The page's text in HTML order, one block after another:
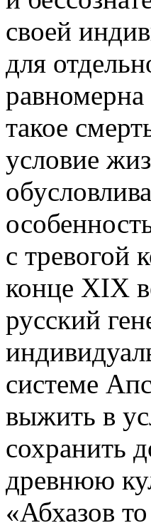
своей
для
такое
условие
с тревогой
конце XIX
русский
системе
выжить в
сохранить
древнюю
«Абхазов